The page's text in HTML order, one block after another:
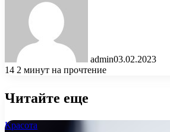
admin03.02.2023
14 2 минут на прочтение
Читайте еще
Красота